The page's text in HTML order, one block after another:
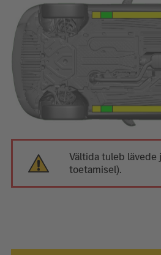
Vältida tuleb
toetamisel).